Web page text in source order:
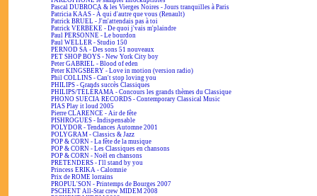
Pascal DUBROCA & les Vierges Noires - Jours tranquilles à Paris
Patricia KAAS - À qui d'autre que vous (Renault)
Patrick BRUEL - J'm'attendais pas à toi
Patrick VERBEKE - De quoi j'vais m'plaindre
Paul PERSONNE - Le bourdon
Paul WELLER - Studio 150
PERNOD SA - Des sons 51 nouveaux
PET SHOP BOYS - New York City boy
Peter GABRIEL - Blood of eden
Peter KINGSBERY - Love in motion (version radio)
Phil COLLINS - Can't stop loving you
PHILIPS - Grands succès Classiques
PHILIPS/TÉLÉRAMA - Concours les grands thèmes du Classique
PHONO SUECIA RECORDS - Contemporary Classical Music
PIAS Play it loud 2005
Pierre CLARENCE - Air de fête
PISHROGUES - Indispensable
POLYDOR - Tendances Automne 2001
POLYGRAM - Classics & Jazz
POP & CORN - La fête de la musique
POP & CORN - Les Classiques en chansons
POP & CORN - Noël en chansons
PRETENDERS - I'll stand by you
Princess ERIKA - Calomnie
Prix de ROME lorrains
PROPUL'SON - Printemps de Bourges 2007
PSCHENT All-Star crew MIDEM 2008